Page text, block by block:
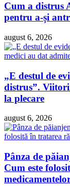
Cum a distrus
pentru a-și
august 6, 2026
„E destul de
distrus”.
la plecare
august 6, 2026
Pânza de
Cum este